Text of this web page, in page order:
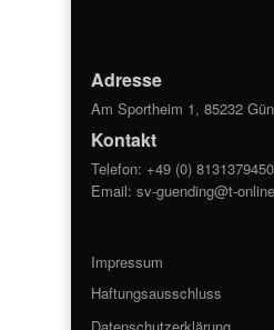
Adresse
Am Sportheim 1, 85232
Kontakt
Telefon: +49 (0)
Email: sv-guending@t-
Impressum
Haftungsausschluss
Datenschutzerklärung